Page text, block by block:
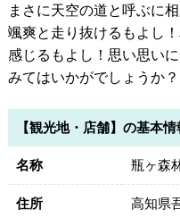
まさに天空の道と呼ぶに
颯爽と走り抜けるもよし
感じるもよし！思い思い
みてはいかがでしょうか？
【観光地・店舗】の基本情
名称 瓶ヶ森
住所 高知県